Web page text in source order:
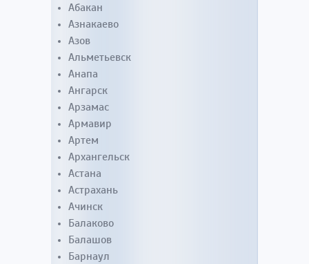
Абакан
Азнакаево
Азов
Альметьевск
Анапа
Ангарск
Арзамас
Армавир
Артем
Архангельск
Астана
Астрахань
Ачинск
Балаково
Балашов
Барнаул